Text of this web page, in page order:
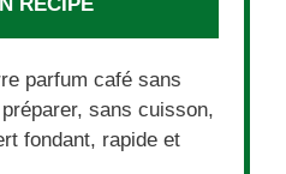
parfum café sans
sans cuisson,
fondant, rapide et